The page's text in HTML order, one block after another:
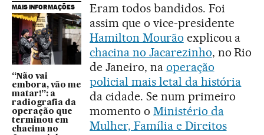
MAIS INFORMAÇÕES
“Não vai
embora, vão me
matar!”: a
radiografia da
operação que
terminou em
chacina no
Eram todos bandidos. Foi
assim que o vice-presidente
Hamilton Mourão explicou a
chacina no Jacarezinho, no Rio
de Janeiro, na operação
policial mais letal da história
da cidade. Se num primeiro
momento o Ministério da
Mulher, Família e Direitos